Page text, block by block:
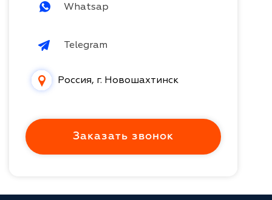
Whatsap
Telegram
Россия, г. Новошахтинск
Заказать звонок